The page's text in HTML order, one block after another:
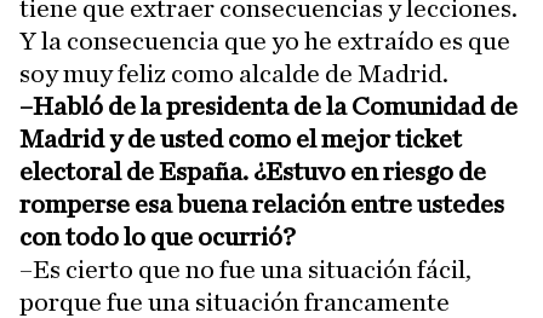
tiene que extraer consecuencias y lecciones.
Y la consecuencia que yo he extraído es que
soy muy feliz como alcalde de Madrid.
–Habló de la presidenta de la Comunidad de
Madrid y de usted como el mejor ticket
electoral de España. ¿Estuvo en riesgo de
romperse esa buena relación entre ustedes
con todo lo que ocurrió?
–Es cierto que no fue una situación fácil,
porque fue una situación francamente